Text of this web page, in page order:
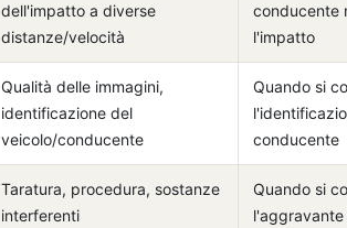
dell'impatto a diverse
distanze/velocità
conducente
l'impatto
Qualità delle immagini,
identificazione del
veicolo/conducente
Quando si
conducente
Taratura, procedura, sostanze
interferenti
Quando si